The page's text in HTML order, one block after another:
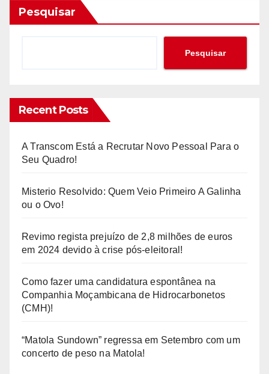
Pesquisar
Pesquisar
Recent Posts
A Transcom Está a Recrutar Novo Pessoal Para o
Seu Quadro!
Misterio Resolvido: Quem Veio Primeiro A Galinha
ou o Ovo!
Revimo regista prejuízo de 2,8 milhões de euros
em 2024 devido à crise pós-eleitoral!
Como fazer uma candidatura espontânea na
Companhia Moçambicana de Hidrocarbonetos
(CMH)!
“Matola Sundown” regressa em Setembro com um
concerto de peso na Matola!